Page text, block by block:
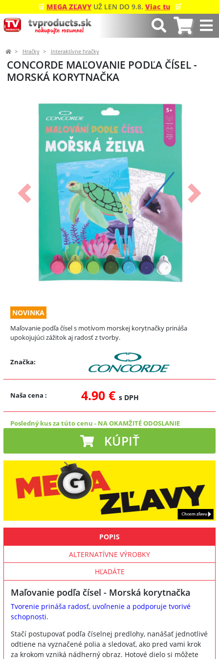
🛒 MEGA ZĽAVY UŽ LEN DO 9.8. Viac tu 🛒
Hračky Interaktívne hračky
CONCORDE MAĽOVANIE PODĽA ČÍSEL -
MORSKÁ KORYTNAČKA
Predchádzajúci Ďalší
NOVINKA
Maľovanie podľa čísel s motívom morskej korytnačky prináša
upokojujúci zážitok aj radosť z tvorby.
Značka:
Naša cena : 4.90 € s DPH
Posledný kus za túto cenu - NA OKAMŽITÉ ODOSLANIE
KÚPIŤ
POPIS
ALTERNATÍVNE VÝROBKY
HĽADÁTE
Maľovanie podľa čísel - Morská korytnačka
Tvorenie prináša radosť, uvoľnenie a podporuje tvorivé
schopnosti.
Stačí postupovať podľa číselnej predlohy, nanášať jednotlivé
odtiene na vyznačené polia a sledovať, ako pred vami krok
za krokom vzniká nádherný obraz. Hotové dielo si môžete